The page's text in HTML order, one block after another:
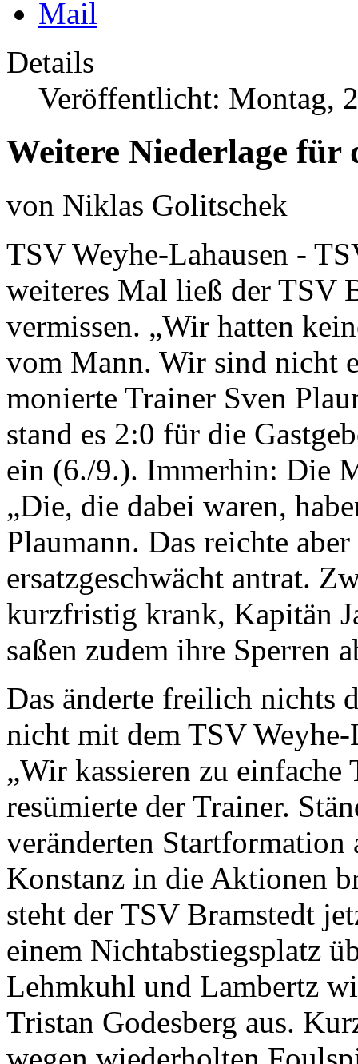
Details
Veröffentlicht: Montag,
Weitere Niederlage für
von Niklas Golitschek
TSV Weyhe-Lahausen -
weiteres Mal ließ der TSV
vermissen. „Wir hatten
vom Mann. Wir sind nicht
monierte Trainer Sven
stand es 2:0 für die
ein (6./9.). Immerhin: Die
„Die, die dabei waren,
Plaumann. Das reichte
ersatzgeschwächt antrat.
kurzfristig krank, Kapitän
saßen zudem ihre Sperren
Das änderte freilich nichts
nicht mit dem TSV
„Wir kassieren zu
resümierte der Trainer.
veränderten Startformation
Konstanz in die Aktionen
steht der TSV Bramstedt
einem Nichtabstiegsplatz
Lehmkuhl und Lambertz
Tristan Godesberg aus.